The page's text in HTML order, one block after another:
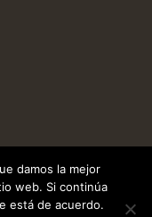
- La Casa de la Abuela
Marketing
damos la mejor
web. Si continúa
está de acuerdo.